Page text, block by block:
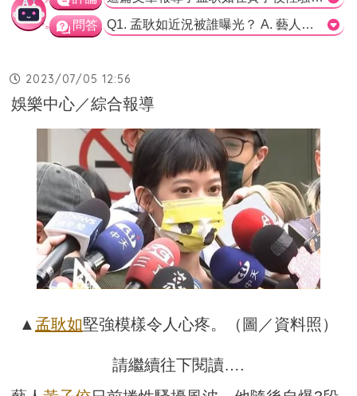
問答 Q1. 孟耿如近況被誰曝光？ A. 藝人黃子佼的父母 B. 孟耿如的經紀人阿志 C. 孟耿如的親姊孟耿希 正確答案：C Q2. ARU幻夢星空畫展的開展日期是哪一天？ A. 6月8日 B. 7月8日 C. 8月8日 正確答案：B Q3. 孟耿如在個展中使用了哪個圖形元素？ A. 三角形 B. 正方形 C. 圓形 正確答案：C
2023/07/05 12:56
娛樂中心／綜合報導
▲ 孟耿如堅強模樣令人心疼。（圖／資料照）
請繼續往下閱讀….